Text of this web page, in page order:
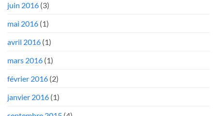
juin 2016 (3)
mai 2016 (1)
avril 2016 (1)
mars 2016 (1)
février 2016 (2)
janvier 2016 (1)